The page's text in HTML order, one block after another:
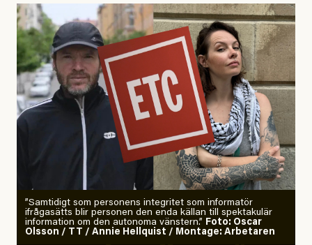
”Samtidigt som personens integritet som informatör
ifrågasätts blir personen den enda källan till spektakulär
information om den autonoma vänstern.” Foto: Oscar
Olsson / TT / Annie Hellquist / Montage: Arbetaren